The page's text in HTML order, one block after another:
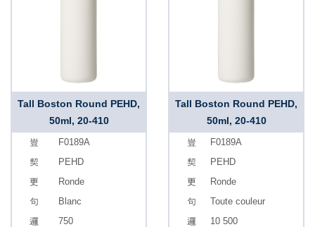
Tall Boston Round PEHD,
50ml, 20-410
F0189A
PEHD
Ronde
Blanc
750
Tall Boston Round PEHD,
50ml, 20-410
F0189A
PEHD
Ronde
Toute couleur
10 500